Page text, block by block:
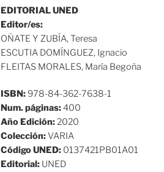
EDITORIAL UNED
Editor/es:
OÑATE Y ZUBÍA, Teresa
ESCUTIA DOMÍNGUEZ, Ignacio
FLEITAS MORALES, María Begoña
ISBN:978-84-362-7638-1
Num. páginas:400
Año Edición:2020
Colección:VARIA
Código UNED: 0137421PB01A01
Editorial: UNED